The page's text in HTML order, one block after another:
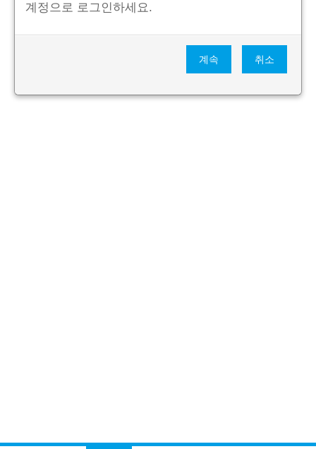
계정으로 로그인하세요.